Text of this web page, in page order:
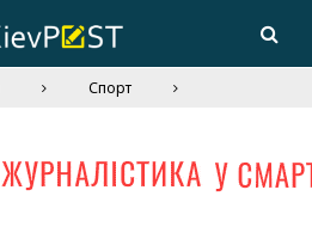
Спорт